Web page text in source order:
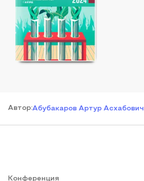
Автор:Абубакаров Артур Асхабович
Конференция